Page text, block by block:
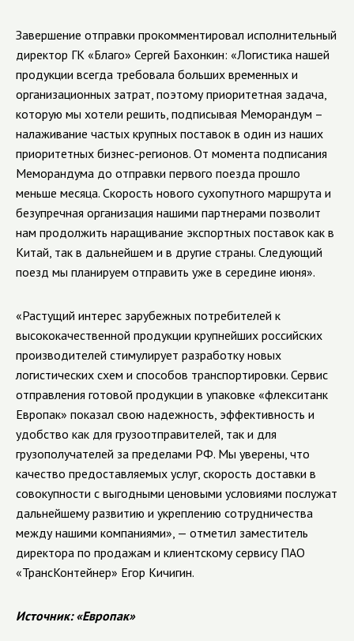
Завершение отправки прокомментировал исполнительный
директор ГК «Благо» Сергей Бахонкин: «Логистика нашей
продукции всегда требовала больших временных и
организационных затрат, поэтому приоритетная задача,
которую мы хотели решить, подписывая Меморандум –
налаживание частых крупных поставок в один из наших
приоритетных бизнес-регионов. От момента подписания
Меморандума до отправки первого поезда прошло
меньше месяца. Скорость нового сухопутного маршрута и
безупречная организация нашими партнерами позволит
нам продолжить наращивание экспортных поставок как в
Китай, так в дальнейшем и в другие страны. Следующий
поезд мы планируем отправить уже в середине июня».
«Растущий интерес зарубежных потребителей к
высококачественной продукции крупнейших российских
производителей стимулирует разработку новых
логистических схем и способов транспортировки. Сервис
отправления готовой продукции в упаковке «флекситанк
Европак» показал свою надежность, эффективность и
удобство как для грузоотправителей, так и для
грузополучателей за пределами РФ. Мы уверены, что
качество предоставляемых услуг, скорость доставки в
совокупности с выгодными ценовыми условиями послужат
дальнейшему развитию и укреплению сотрудничества
между нашими компаниями», — отметил заместитель
директора по продажам и клиентскому сервису ПАО
«ТрансКонтейнер» Егор Кичигин.
Источник: «Европак»